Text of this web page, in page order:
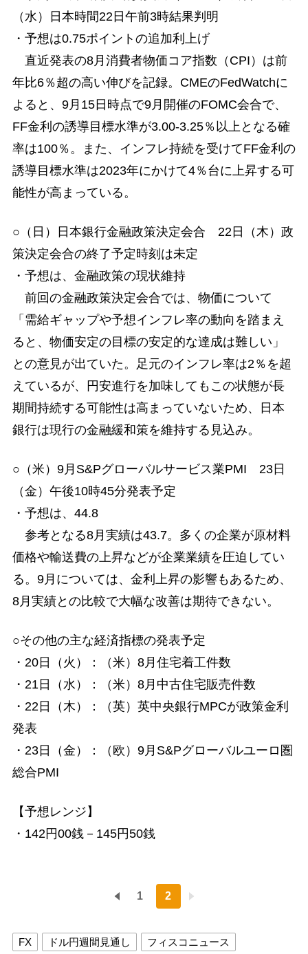
（水）日本時間22日午前3時結果判明
・予想は0.75ポイントの追加利上げ
直近発表の8月消費者物価コア指数（CPI）は前
年比6％超の高い伸びを記録。CMEのFedWatchに
よると、9月15日時点で9月開催のFOMC会合で、
FF金利の誘導目標水準が3.00-3.25％以上となる確
率は100％。また、インフレ持続を受けてFF金利の
誘導目標水準は2023年にかけて4％台に上昇する可
能性が高まっている。
○（日）日本銀行金融政策決定会合 22日（木）政
策決定会合の終了予定時刻は未定
・予想は、金融政策の現状維持
前回の金融政策決定会合では、物価について
「需給ギャップや予想インフレ率の動向を踏まえ
ると、物価安定の目標の安定的な達成は難しい」
との意見が出ていた。足元のインフレ率は2％を超
えているが、円安進行を加味してもこの状態が長
期間持続する可能性は高まっていないため、日本
銀行は現行の金融緩和策を維持する見込み。
○（米）9月S&Pグローバルサービス業PMI 23日
（金）午後10時45分発表予定
・予想は、44.8
参考となる8月実績は43.7。多くの企業が原材料
価格や輸送費の上昇などが企業業績を圧迫してい
る。9月については、金利上昇の影響もあるため、
8月実績との比較で大幅な改善は期待できない。
○その他の主な経済指標の発表予定
・20日（火）：（米）8月住宅着工件数
・21日（水）：（米）8月中古住宅販売件数
・22日（木）：（英）英中央銀行MPCが政策金利
発表
・23日（金）：（欧）9月S&Pグローバルユーロ圏
総合PMI
【予想レンジ】
・142円00銭－145円50銭
1 2
FX ドル円週間見通し フィスコニュース